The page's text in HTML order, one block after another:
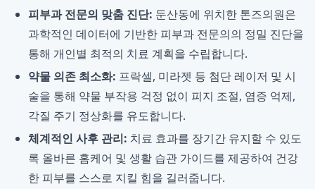
피부과 전문의 맞춤 진단: 둔산동에 위치한 톤즈의원은
과학적인 데이터에 기반한 피부과 전문의의 정밀 진단을
통해 개인별 최적의 치료 계획을 수립합니다.
약물 의존 최소화: 프락셀, 미라젯 등 첨단 레이저 및 시
술을 통해 약물 부작용 걱정 없이 피지 조절, 염증 억제,
각질 주기 정상화를 유도합니다.
체계적인 사후 관리: 치료 효과를 장기간 유지할 수 있도
록 올바른 홈케어 및 생활 습관 가이드를 제공하여 건강
한 피부를 스스로 지킬 힘을 길러줍니다.